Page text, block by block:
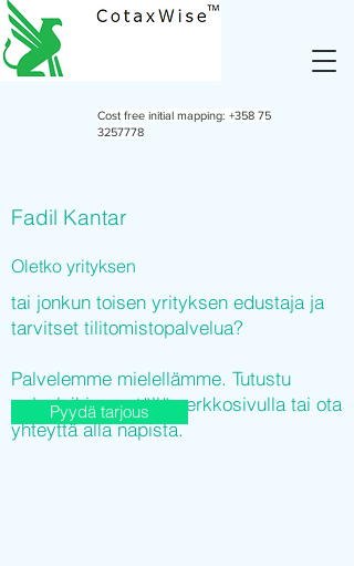
Cost free initial mapping: +358 75
3257778
Fadil Kantar
Oletko yrityksen
tai jonkun toisen yrityksen edustaja ja
tarvitset tilitomistopalvelua?
Palvelemme mielellämme. Tutustu
palveluihimme tällä verkkosivulla tai ota
yhteyttä alla napista.
Pyydä tarjous